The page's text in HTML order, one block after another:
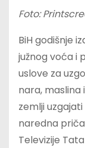
Foto:
BiH godišnje
južnog voća i
uslove za
nara, maslina
zemlji
naredna
Televizije